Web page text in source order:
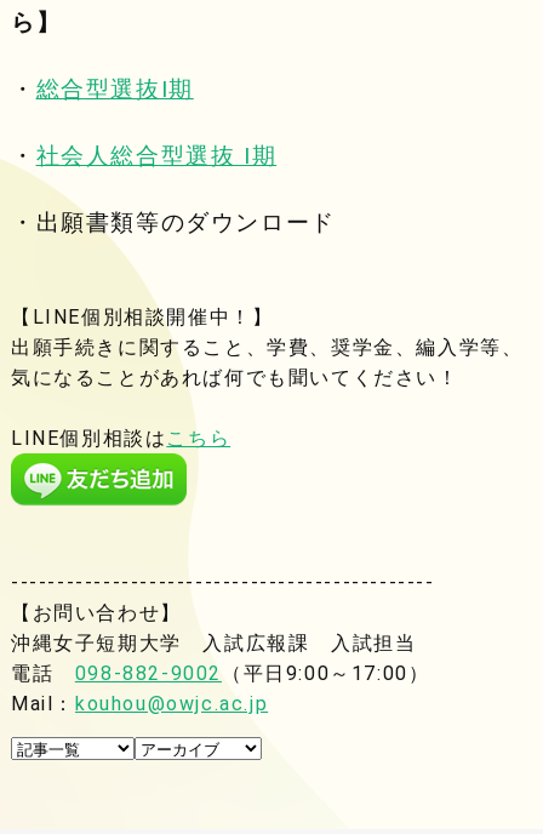
ら】
・ 総合型選抜Ⅰ期
・ 社会人総合型選抜 Ⅰ期
・出願書類等のダウンロード
【LINE個別相談開催中！】
出願手続きに関すること、学費、奨学金、編入学等、
気になることがあれば何でも聞いてください！
LINE個別相談は こちら
----------------------------------------------
【お問い合わせ】
沖縄女子短期大学 入試広報課 入試担当
電話 098-882-9002
（平日9:00～17:00）
Mail： kouhou@owjc.ac.jp